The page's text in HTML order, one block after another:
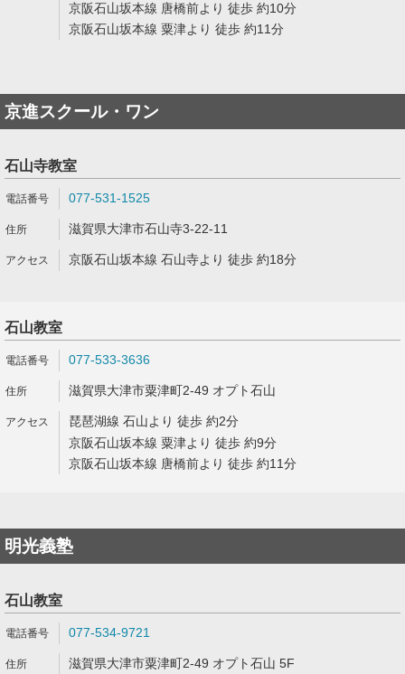
京阪石山坂本線 唐橋前より 徒歩 約10分
京阪石山坂本線 粟津より 徒歩 約11分
京進スクール・ワン
石山寺教室
077-531-1525
滋賀県大津市石山寺3-22-11
京阪石山坂本線 石山寺より 徒歩 約18分
石山教室
077-533-3636
滋賀県大津市粟津町2-49 オプト石山
琵琶湖線 石山より 徒歩 約2分
京阪石山坂本線 粟津より 徒歩 約9分
京阪石山坂本線 唐橋前より 徒歩 約11分
明光義塾
石山教室
077-534-9721
滋賀県大津市粟津町2-49 オプト石山 5F